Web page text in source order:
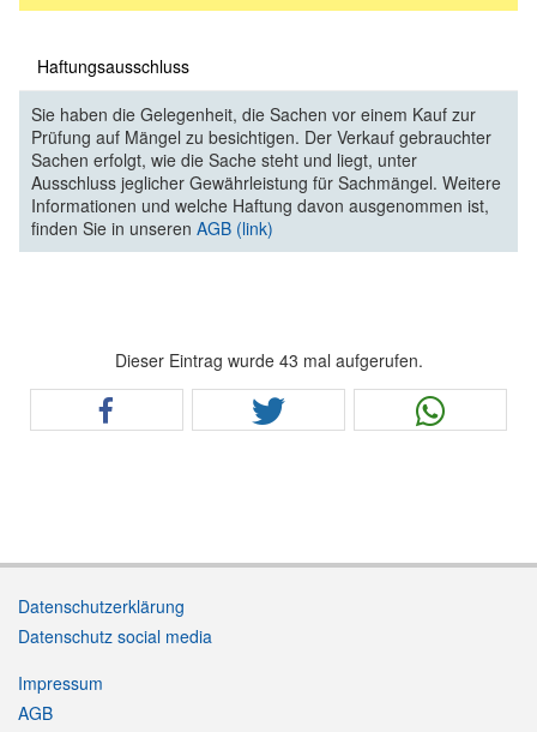
Haftungsausschluss
Sie haben die Gelegenheit, die Sachen vor einem Kauf zur
Prüfung auf Mängel zu besichtigen. Der Verkauf gebrauchter
Sachen erfolgt, wie die Sache steht und liegt, unter
Ausschluss jeglicher Gewährleistung für Sachmängel. Weitere
Informationen und welche Haftung davon ausgenommen ist,
finden Sie in unseren AGB (link)
Dieser Eintrag wurde 43 mal aufgerufen.
Datenschutzerklärung
Datenschutz social media
Impressum
AGB